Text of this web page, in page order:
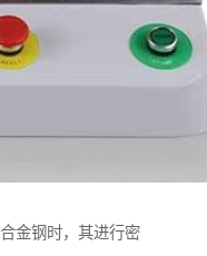
金钢时，其进行密